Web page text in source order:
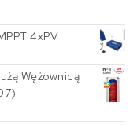
4xPV
Wężownicą